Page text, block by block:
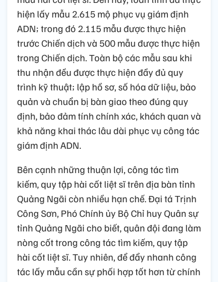
hiện lấy mẫu 2.615 mộ phục vụ giám định
ADN; trong đó 2.115 mẫu được thực hiện
trước Chiến dịch và 500 mẫu được thực hiện
trong Chiến dịch. Toàn bộ các mẫu sau khi
thu nhận đều được thực hiện đầy đủ quy
trình kỹ thuật; lập hồ sơ, số hóa dữ liệu, bảo
quản và chuẩn bị bàn giao theo đúng quy
định, bảo đảm tính chính xác, khách quan và
khả năng khai thác lâu dài phục vụ công tác
giám định ADN.
Bên cạnh những thuận lợi, công tác tìm
kiếm, quy tập hài cốt liệt sĩ trên địa bàn tỉnh
Quảng Ngãi còn nhiều hạn chế. Đại tá Trịnh
Công Sơn, Phó Chính ủy Bộ Chỉ huy Quân sự
tỉnh Quảng Ngãi cho biết, quân đội đang làm
nòng cốt trong công tác tìm kiếm, quy tập
hài cốt liệt sĩ. Tuy nhiên, để đẩy nhanh công
tác lấy mẫu cần sự phối hợp tốt hơn từ chính